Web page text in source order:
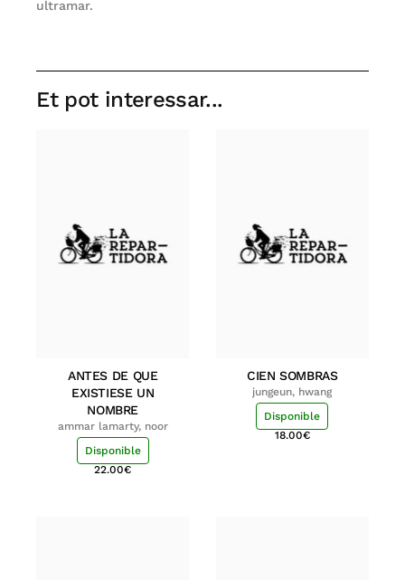
ultramar.
Et pot interessar...
ANTES DE QUE
EXISTIESE UN
NOMBRE
ammar lamarty, noor
Disponible
22.00€
CIEN SOMBRAS
jungeun, hwang
Disponible
18.00€